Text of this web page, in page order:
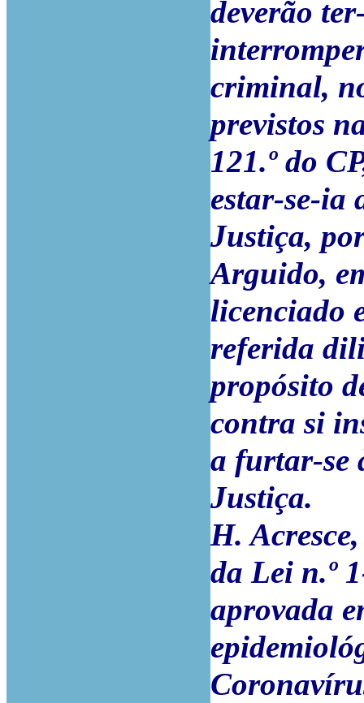
deverão
criminal,
previstos
121.º do
estar-se-ia
Justiça,
Arguido,
licenciado
referida
propósito
contra si
a furtar-se
Justiça.
H.
da Lei n.º
aprovada